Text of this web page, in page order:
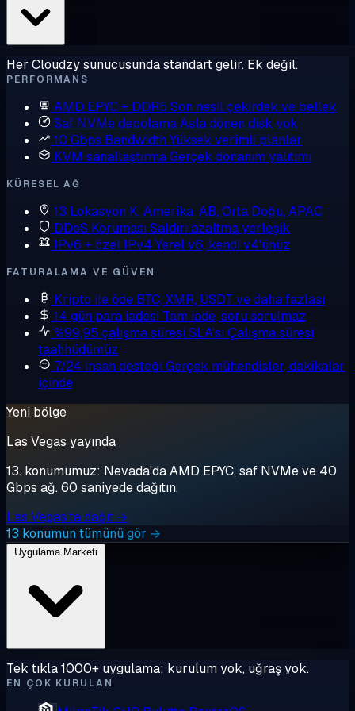
Her Cloudzy sunucusunda standart gelir. Ek değil.
PERFORMANS
AMD EPYC + DDR5 Son nesil çekirdek ve bellek
Saf NVMe depolamaAsla dönen disk yok
10 Gbps Bandwidth Yüksek verimli planlar
KVM sanallaştırmaGerçek donanım yalıtımı
KÜRESEL AĞ
13 Lokasyon K. Amerika, AB, Orta Doğu, APAC
DDoS Koruması Saldırı azaltma yerleşik
IPv6 + özel IPv4 Yerel v6, kendi v4'ünüz
FATURALAMA VE GÜVEN
Kripto ile öde BTC, XMR, USDT ve daha fazlası
14 gün para iadesi Tam iade, soru sorulmaz
%99,95 çalışma süresi SLA'sı Çalışma süresi
taahhüdümüz
7/24 insan desteği Gerçek mühendisler, dakikalar
içinde
Yeni bölge
Las Vegas yayında
13. konumumuz: Nevada'da AMD EPYC, saf NVMe ve 40
Gbps ağ. 60 saniyede dağıtın.
Las Vegas'ta dağıt →
13 konumun tümünü gör →
Tek tıkla 1000+ uygulama; kurulum yok, uğraş yok.
EN ÇOK KURULAN